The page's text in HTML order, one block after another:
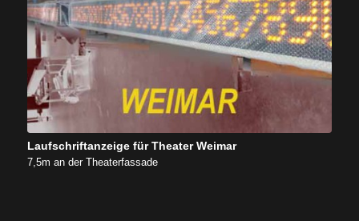
Laufschriftanzeige für Theater Weimar
7,5m an der Theaterfassade